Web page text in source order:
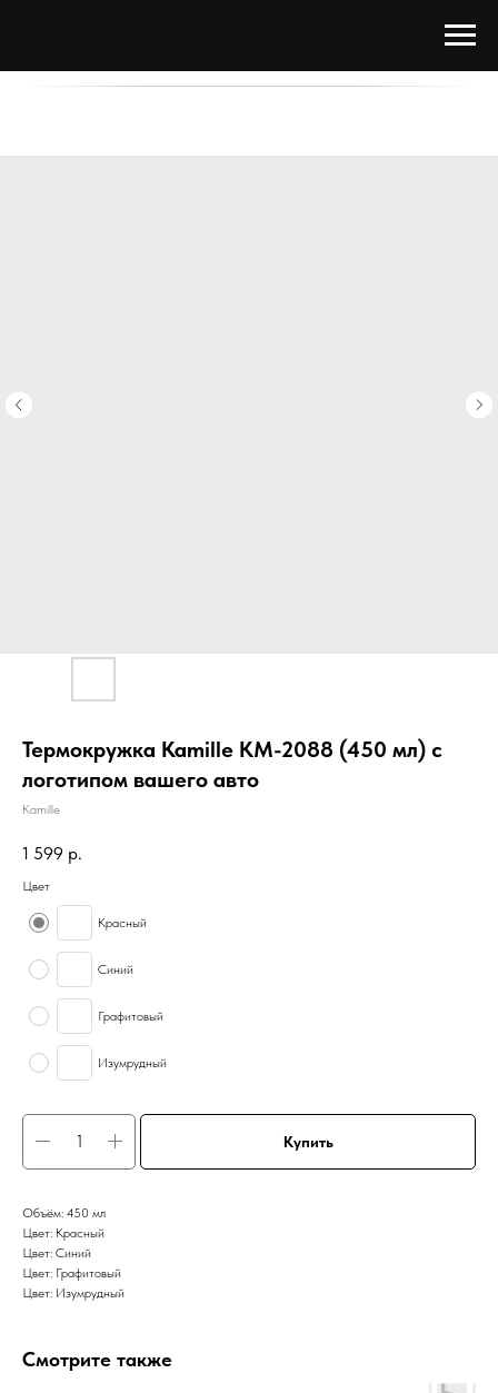
Термокружка Kamille KM-2088 (450 мл) с
логотипом вашего авто
Kamille
1 599 р.
Цвет
Красный
Синий
Графитовый
Изумрудный
Купить
Объём: 450 мл
Цвет: Красный
Цвет: Синий
Цвет: Графитовый
Цвет: Изумрудный
Смотрите также